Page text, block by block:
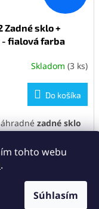
tohto webu
.
Súhlasím
Zadné sklo +
fialová farba
Skladom (3 ks)
Do košíka
zadné sklo
farby (Purple)s
na
na rýchlu opravu a
vzhľadu
kompatibilita a
pre maximálnu